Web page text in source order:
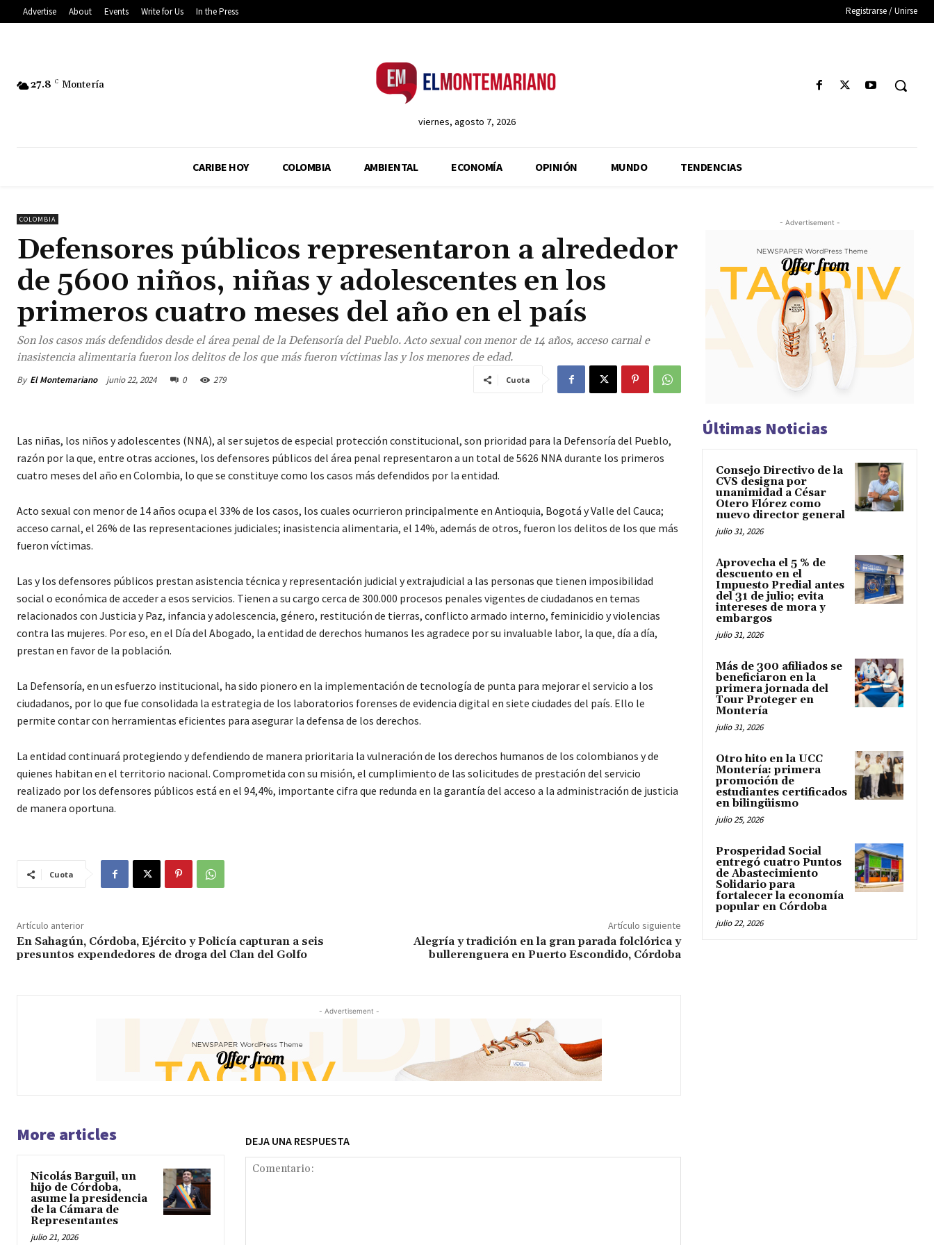
Advertise About Events Write for Us In the Press Registrarse / Unirse
27.8 C Montería
viernes, agosto 7, 2026
CARIBE HOY COLOMBIA AMBIENTAL ECONOMÍA OPINIÓN MUNDO TENDENCIAS
COLOMBIA
Defensores públicos representaron a alrededor
de 5600 niños, niñas y adolescentes en los
primeros cuatro meses del año en el país
Son los casos más defendidos desde el área penal de la Defensoría del Pueblo. Acto sexual con menor de 14 años, acceso carnal e
inasistencia alimentaria fueron los delitos de los que más fueron víctimas las y los menores de edad.
By El Montemariano junio 22, 2024 0 279 Cuota
Las niñas, los niños y adolescentes (NNA), al ser sujetos de especial protección constitucional, son prioridad para la Defensoría del Pueblo,
razón por la que, entre otras acciones, los defensores públicos del área penal representaron a un total de 5626 NNA durante los primeros
cuatro meses del año en Colombia, lo que se constituye como los casos más defendidos por la entidad.
Acto sexual con menor de 14 años ocupa el 33% de los casos, los cuales ocurrieron principalmente en Antioquia, Bogotá y Valle del Cauca;
acceso carnal, el 26% de las representaciones judiciales; inasistencia alimentaria, el 14%, además de otros, fueron los delitos de los que más
fueron víctimas.
Las y los defensores públicos prestan asistencia técnica y representación judicial y extrajudicial a las personas que tienen imposibilidad
social o económica de acceder a esos servicios. Tienen a su cargo cerca de 300.000 procesos penales vigentes de ciudadanos en temas
relacionados con Justicia y Paz, infancia y adolescencia, género, restitución de tierras, conflicto armado interno, feminicidio y violencias
contra las mujeres. Por eso, en el Día del Abogado, la entidad de derechos humanos les agradece por su invaluable labor, la que, día a día,
prestan en favor de la población.
La Defensoría, en un esfuerzo institucional, ha sido pionero en la implementación de tecnología de punta para mejorar el servicio a los
ciudadanos, por lo que fue consolidada la estrategia de los laboratorios forenses de evidencia digital en siete ciudades del país. Ello le
permite contar con herramientas eficientes para asegurar la defensa de los derechos.
La entidad continuará protegiendo y defendiendo de manera prioritaria la vulneración de los derechos humanos de los colombianos y de
quienes habitan en el territorio nacional. Comprometida con su misión, el cumplimiento de las solicitudes de prestación del servicio
realizado por los defensores públicos está en el 94,4%, importante cifra que redunda en la garantía del acceso a la administración de justicia
de manera oportuna.
Cuota
Artículo anterior
En Sahagún, Córdoba, Ejército y Policía capturan a seis
presuntos expendedores de droga del Clan del Golfo
Artículo siguiente
Alegría y tradición en la gran parada folclórica y
bullerenguera en Puerto Escondido, Córdoba
- Advertisement -
More articles
Nicolás Barguil, un
hijo de Córdoba,
asume la presidencia
de la Cámara de
Representantes
julio 21, 2026
DEJA UNA RESPUESTA
- Advertisement -
Últimas Noticias
Consejo Directivo de la
CVS designa por
unanimidad a César
Otero Flórez como
nuevo director general
julio 31, 2026
Aprovecha el 5 % de
descuento en el
Impuesto Predial antes
del 31 de julio; evita
intereses de mora y
embargos
julio 31, 2026
Más de 300 afiliados se
beneficiaron en la
primera jornada del
Tour Proteger en
Montería
julio 31, 2026
Otro hito en la UCC
Montería: primera
promoción de
estudiantes certificados
en bilingüismo
julio 25, 2026
Prosperidad Social
entregó cuatro Puntos
de Abastecimiento
Solidario para
fortalecer la economía
popular en Córdoba
julio 22, 2026